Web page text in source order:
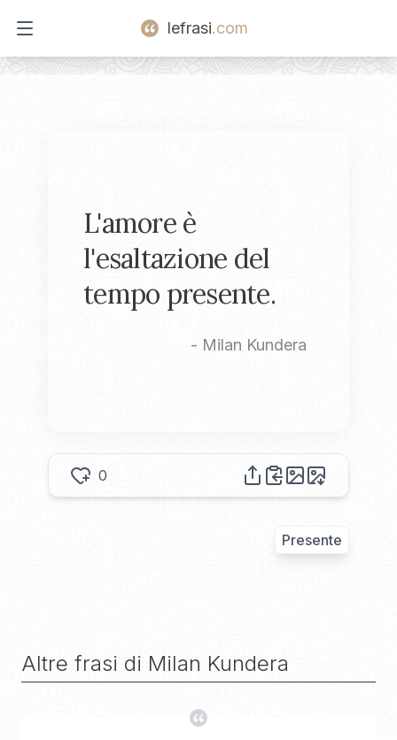
Open main menu
lefrasi.com
L'amore è
l'esaltazione del
tempo presente.
- Milan Kundera
0
Presente
Altre frasi di Milan Kundera